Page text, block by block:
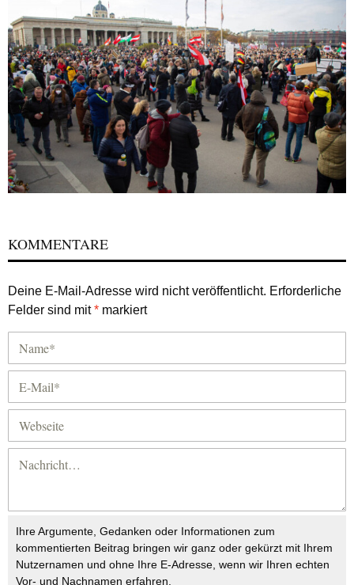
KOMMENTARE
Deine E-Mail-Adresse wird nicht veröffentlicht. Erforderliche
Felder sind mit* markiert
Ihre Argumente, Gedanken oder Informationen zum
kommentierten Beitrag bringen wir ganz oder gekürzt mit Ihrem
Nutzernamen und ohne Ihre E-Adresse, wenn wir Ihren echten
Vor- und Nachnamen erfahren.